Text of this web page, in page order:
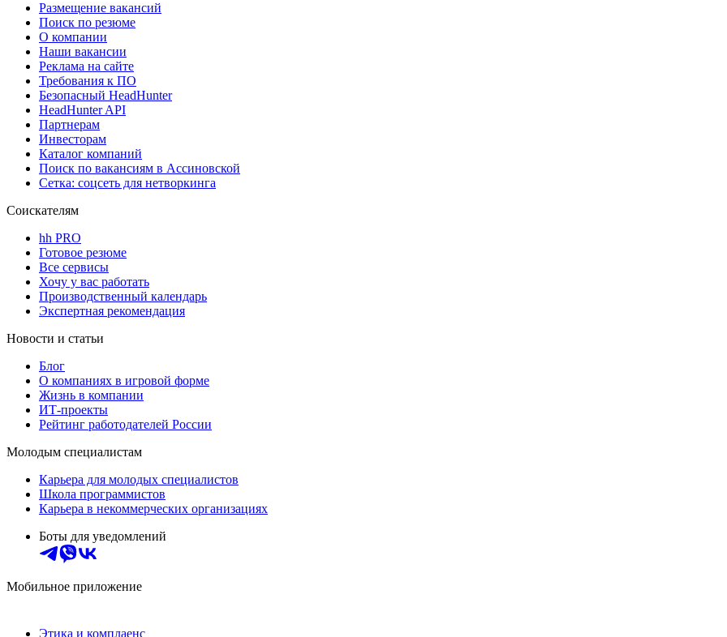
Размещение вакансий
Поиск по резюме
О компании
Наши вакансии
Реклама на сайте
Требования к ПО
Безопасный HeadHunter
HeadHunter API
Партнерам
Инвесторам
Каталог компаний
Поиск по вакансиям в Ассиновской
Сетка: соцсеть для нетворкинга
Соискателям
hh PRO
Готовое резюме
Все сервисы
Хочу у вас работать
Производственный календарь
Экспертная рекомендация
Новости и статьи
Блог
О компаниях в игровой форме
Жизнь в компании
ИТ-проекты
Рейтинг работодателей России
Молодым специалистам
Карьера для молодых специалистов
Школа программистов
Карьера в некоммерческих организациях
Боты для уведомлений
Мобильное приложение
Этика и комплаенс